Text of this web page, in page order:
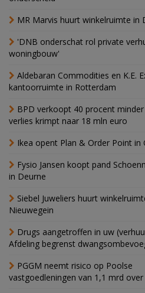
MR Marvis huurt winkelruimte in
'DNB onderschat rol private
woningbouw'
Aldebaran Commodities en K.E.
kantoorruimte in Rotterdam
BPD verkoopt 40 procent
verlies krimpt naar 18 mln euro
Ikea opent Plan & Order Point in
Fysio Jansen koopt pand
in Deurne
Siebel Juweliers huurt
Nieuwegein
Drugs aangetroffen in uw
Afdeling begrenst
PGGM neemt risico op Poolse
vastgoedleningen van 1,1 mrd over